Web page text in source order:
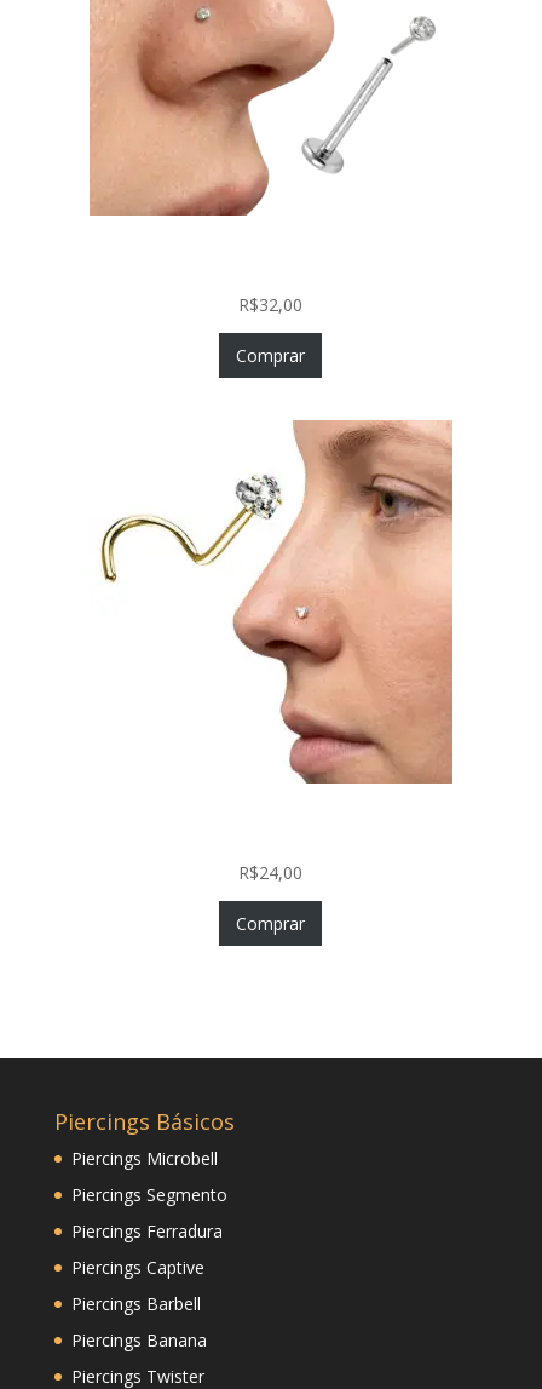
R$32,00
Comprar
R$24,00
Comprar
Piercings Básicos
Piercings Microbell
Piercings Segmento
Piercings Ferradura
Piercings Captive
Piercings Barbell
Piercings Banana
Piercings Twister